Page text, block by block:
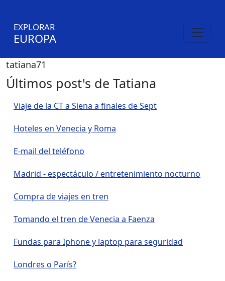
EXPLORAR
EUROPA
tatiana71
Últimos post's de Tatiana
Viaje de la CT a Siena a finales de Sept
Hoteles en Venecia y Roma
E-mail del teléfono
Madrid - espectáculo / entretenimiento nocturno
Compra de viajes en tren
Tomando el tren de Venecia a Faenza
Fundas para Iphone y laptop para seguridad
Londres o París?